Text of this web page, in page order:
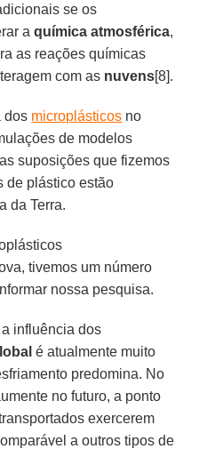
se os
aquímica atmosférica,
as reações químicas
com as nuvens[8].
dos microplásticos no
de modelos
suposições que fizemos
de plástico estão
da Terra.
tivemos um número
nossa pesquisa.
influência dos
é atualmente muito
predomina. No
no futuro, a ponto
exercerem
a outros tipos de